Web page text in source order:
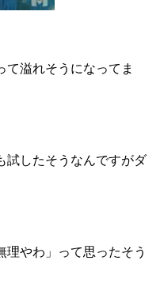
て溢れそうになってま
試したそうなんですがダ
理やわ」って思ったそう